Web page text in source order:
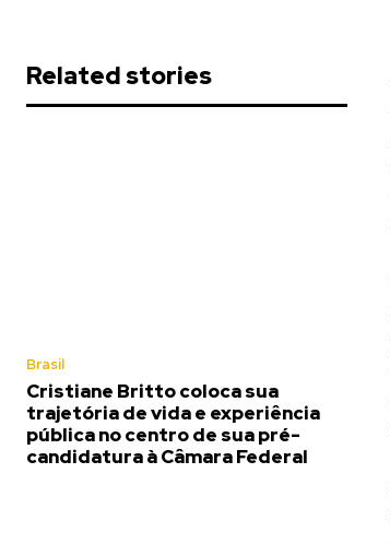
Related stories
Brasil
Cristiane Britto coloca sua
trajetória de vida e experiência
pública no centro de sua pré-
candidatura à Câmara Federal